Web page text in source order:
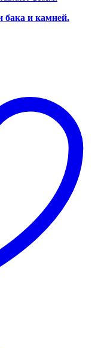
бака и камней.